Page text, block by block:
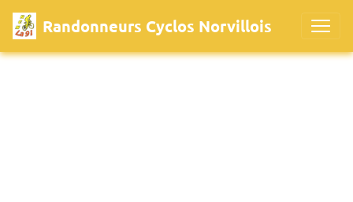
Randonneurs Cyclos Norvillois